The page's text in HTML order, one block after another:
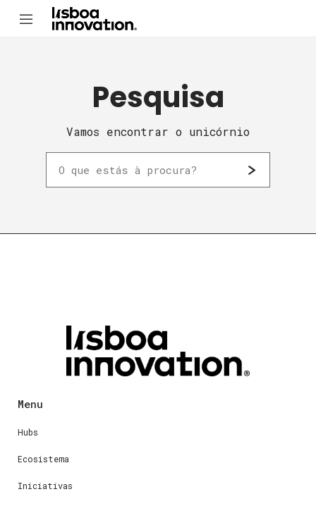
Pesquisa
Vamos encontrar o unicórnio
Menu
Hubs
Ecosistema
Iniciativas